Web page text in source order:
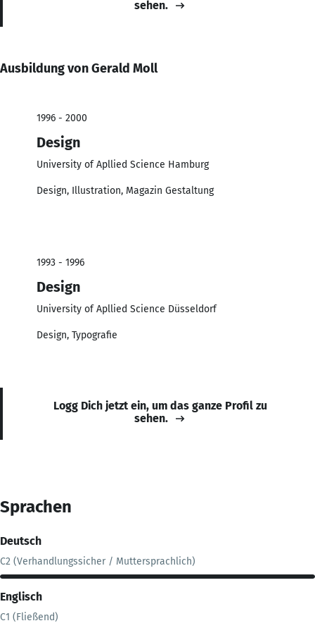
sehen.
Ausbildung von Gerald Moll
1996 - 2000
Design
University of Apllied Science Hamburg
Design, Illustration, Magazin Gestaltung
1993 - 1996
Design
University of Apllied Science Düsseldorf
Design, Typografie
Logg Dich jetzt ein, um das ganze Profil zu
sehen.
Sprachen
Deutsch
C2 (Verhandlungssicher / Muttersprachlich)
Englisch
C1 (Fließend)